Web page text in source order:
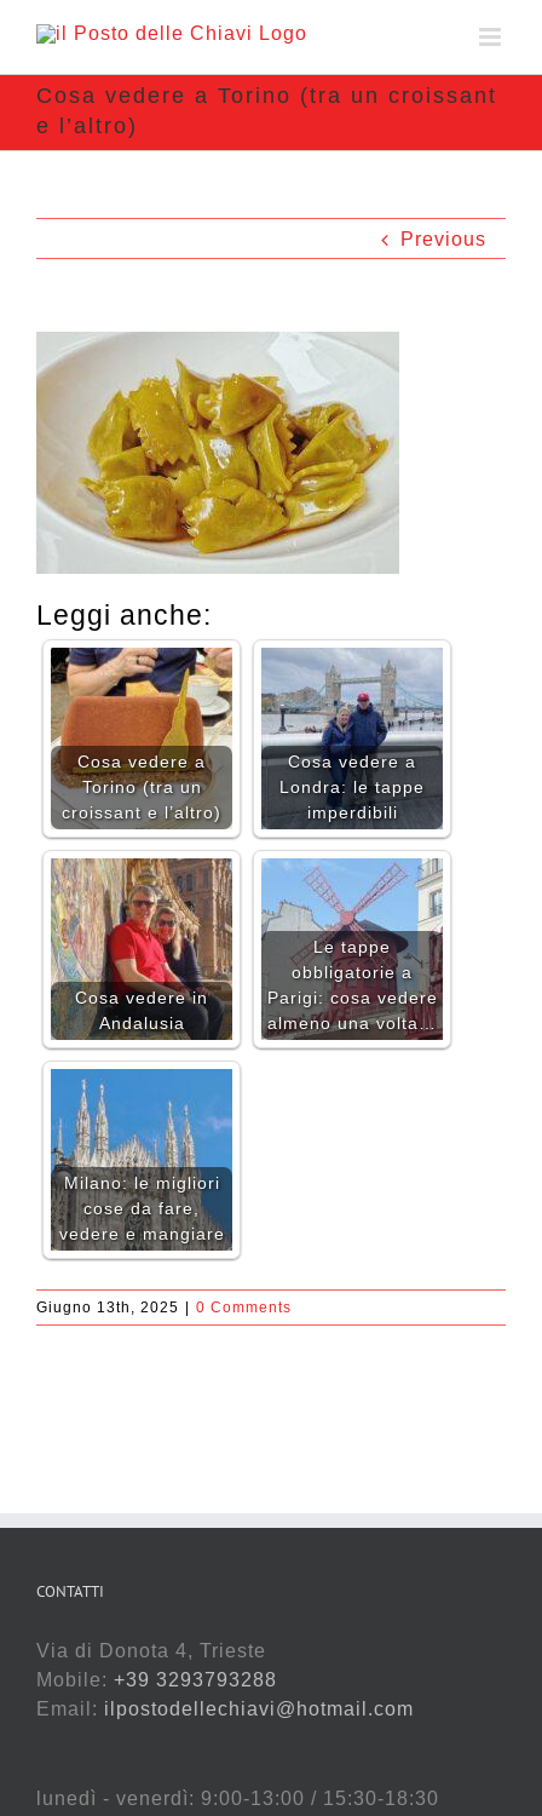
Cosa vedere a Torino (tra un croissant
e l’altro)
Previous
Leggi anche:
Cosa vedere a
Torino (tra un
croissant e l’altro)
Cosa vedere a
Londra: le tappe
imperdibili
Cosa vedere in
Andalusia
Le tappe
obbligatorie a
Parigi: cosa vedere
almeno una volta…
Milano: le migliori
cose da fare,
vedere e mangiare
Giugno 13th, 2025 0 Comments
CONTATTI
Via di Donota 4, Trieste
Mobile: +39 3293793288
Email: ilpostodellechiavi@hotmail.com
lunedì - venerdì: 9:00-13:00 / 15:30-18:30